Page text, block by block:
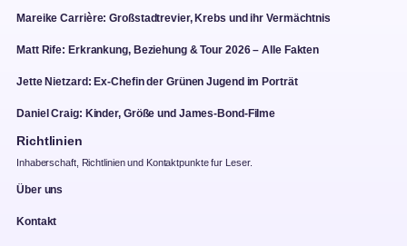
Mareike Carrière: Großstadtrevier, Krebs und ihr Vermächtnis
Matt Rife: Erkrankung, Beziehung & Tour 2026 – Alle Fakten
Jette Nietzard: Ex-Chefin der Grünen Jugend im Porträt
Daniel Craig: Kinder, Größe und James-Bond-Filme
Richtlinien
Inhaberschaft, Richtlinien und Kontaktpunkte fur Leser.
Über uns
Kontakt